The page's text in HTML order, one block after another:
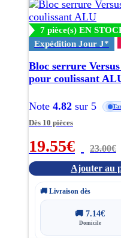
7 pièce(s) EN
Expédition Jour J*
Bloc serrure
pour coulissant
Note 4.82 sur 5
Dès 10 pièces
19.55€ 23.00€
Ajouter au
🚚 Livraison dès
🚚7.14€
Domicile